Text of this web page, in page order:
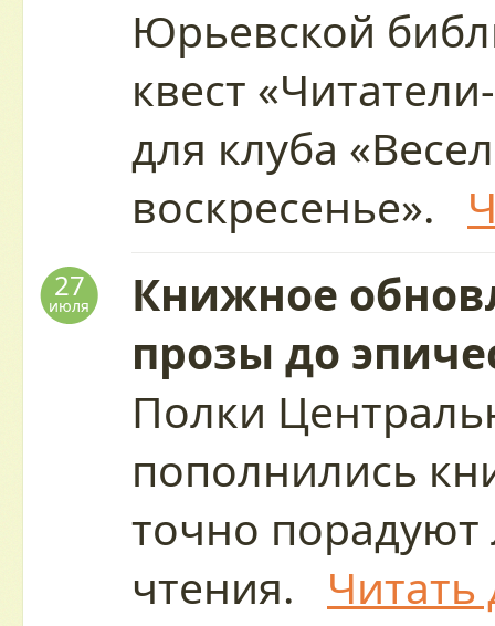
Юрьевской
квест
для клуба
воскресенье».
27
июля
Книжное
прозы до
Полки
пополнились
точно
чтения. Читать